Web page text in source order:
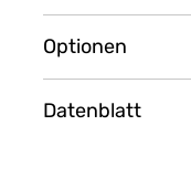
Breite und
1200 dpi
Auflösung
Ausgelegt für
Geringer
Upgrade möglich
Optische
Optionen
Software
Datenblatt